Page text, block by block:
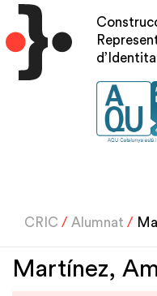
Vés
al
contingut
CRIC / Alumnat /
Martínez,